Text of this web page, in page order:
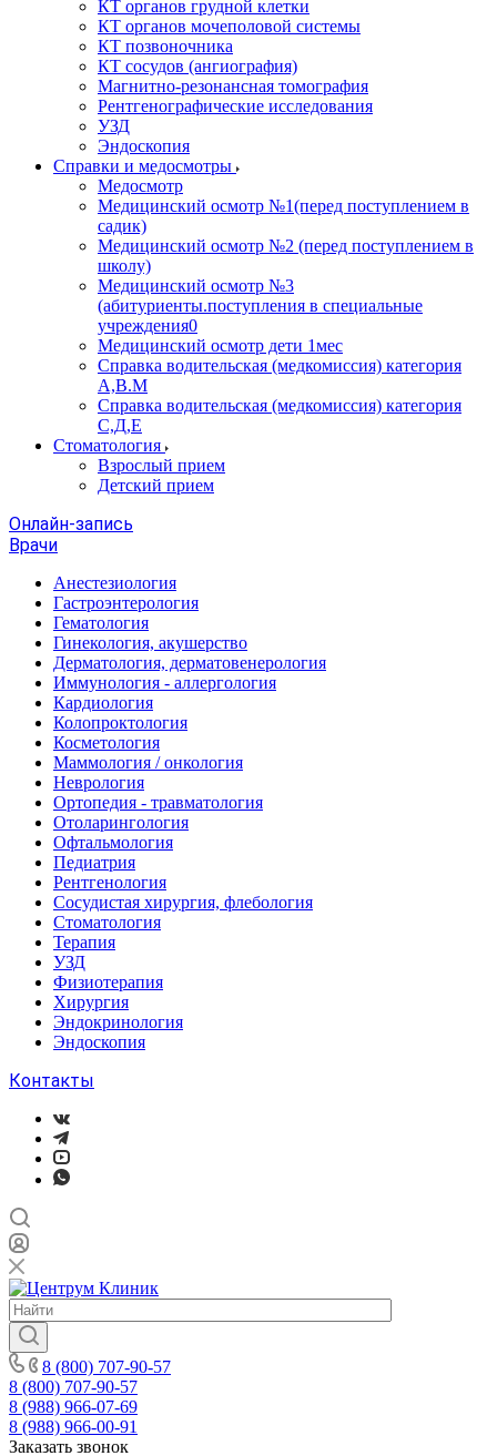
КТ органов грудной клетки
КТ органов мочеполовой системы
КТ позвоночника
КТ сосудов (ангиография)
Магнитно-резонансная томография
Рентгенографические исследования
УЗД
Эндоскопия
Справки и медосмотры
Медосмотр
Медицинский осмотр №1(перед поступлением в
садик)
Медицинский осмотр №2 (перед поступлением в
школу)
Медицинский осмотр №3
(абитуриенты.поступления в специальные
учреждения0
Медицинский осмотр дети 1мес
Справка водительская (медкомиссия) категория
А,В.М
Справка водительская (медкомиссия) категория
С,Д,Е
Стоматология
Взрослый прием
Детский прием
Онлайн-запись
Врачи
Анестезиология
Гастроэнтерология
Гематология
Гинекология, акушерство
Дерматология, дерматовенерология
Иммунология - аллергология
Кардиология
Колопроктология
Косметология
Маммология / онкология
Неврология
Ортопедия - травматология
Отоларингология
Офтальмология
Педиатрия
Рентгенология
Сосудистая хирургия, флебология
Стоматология
Терапия
УЗД
Физиотерапия
Хирургия
Эндокринология
Эндоскопия
Контакты
8 (800) 707-90-57
8 (800) 707-90-57
8 (988) 966-07-69
8 (988) 966-00-91
Заказать звонок